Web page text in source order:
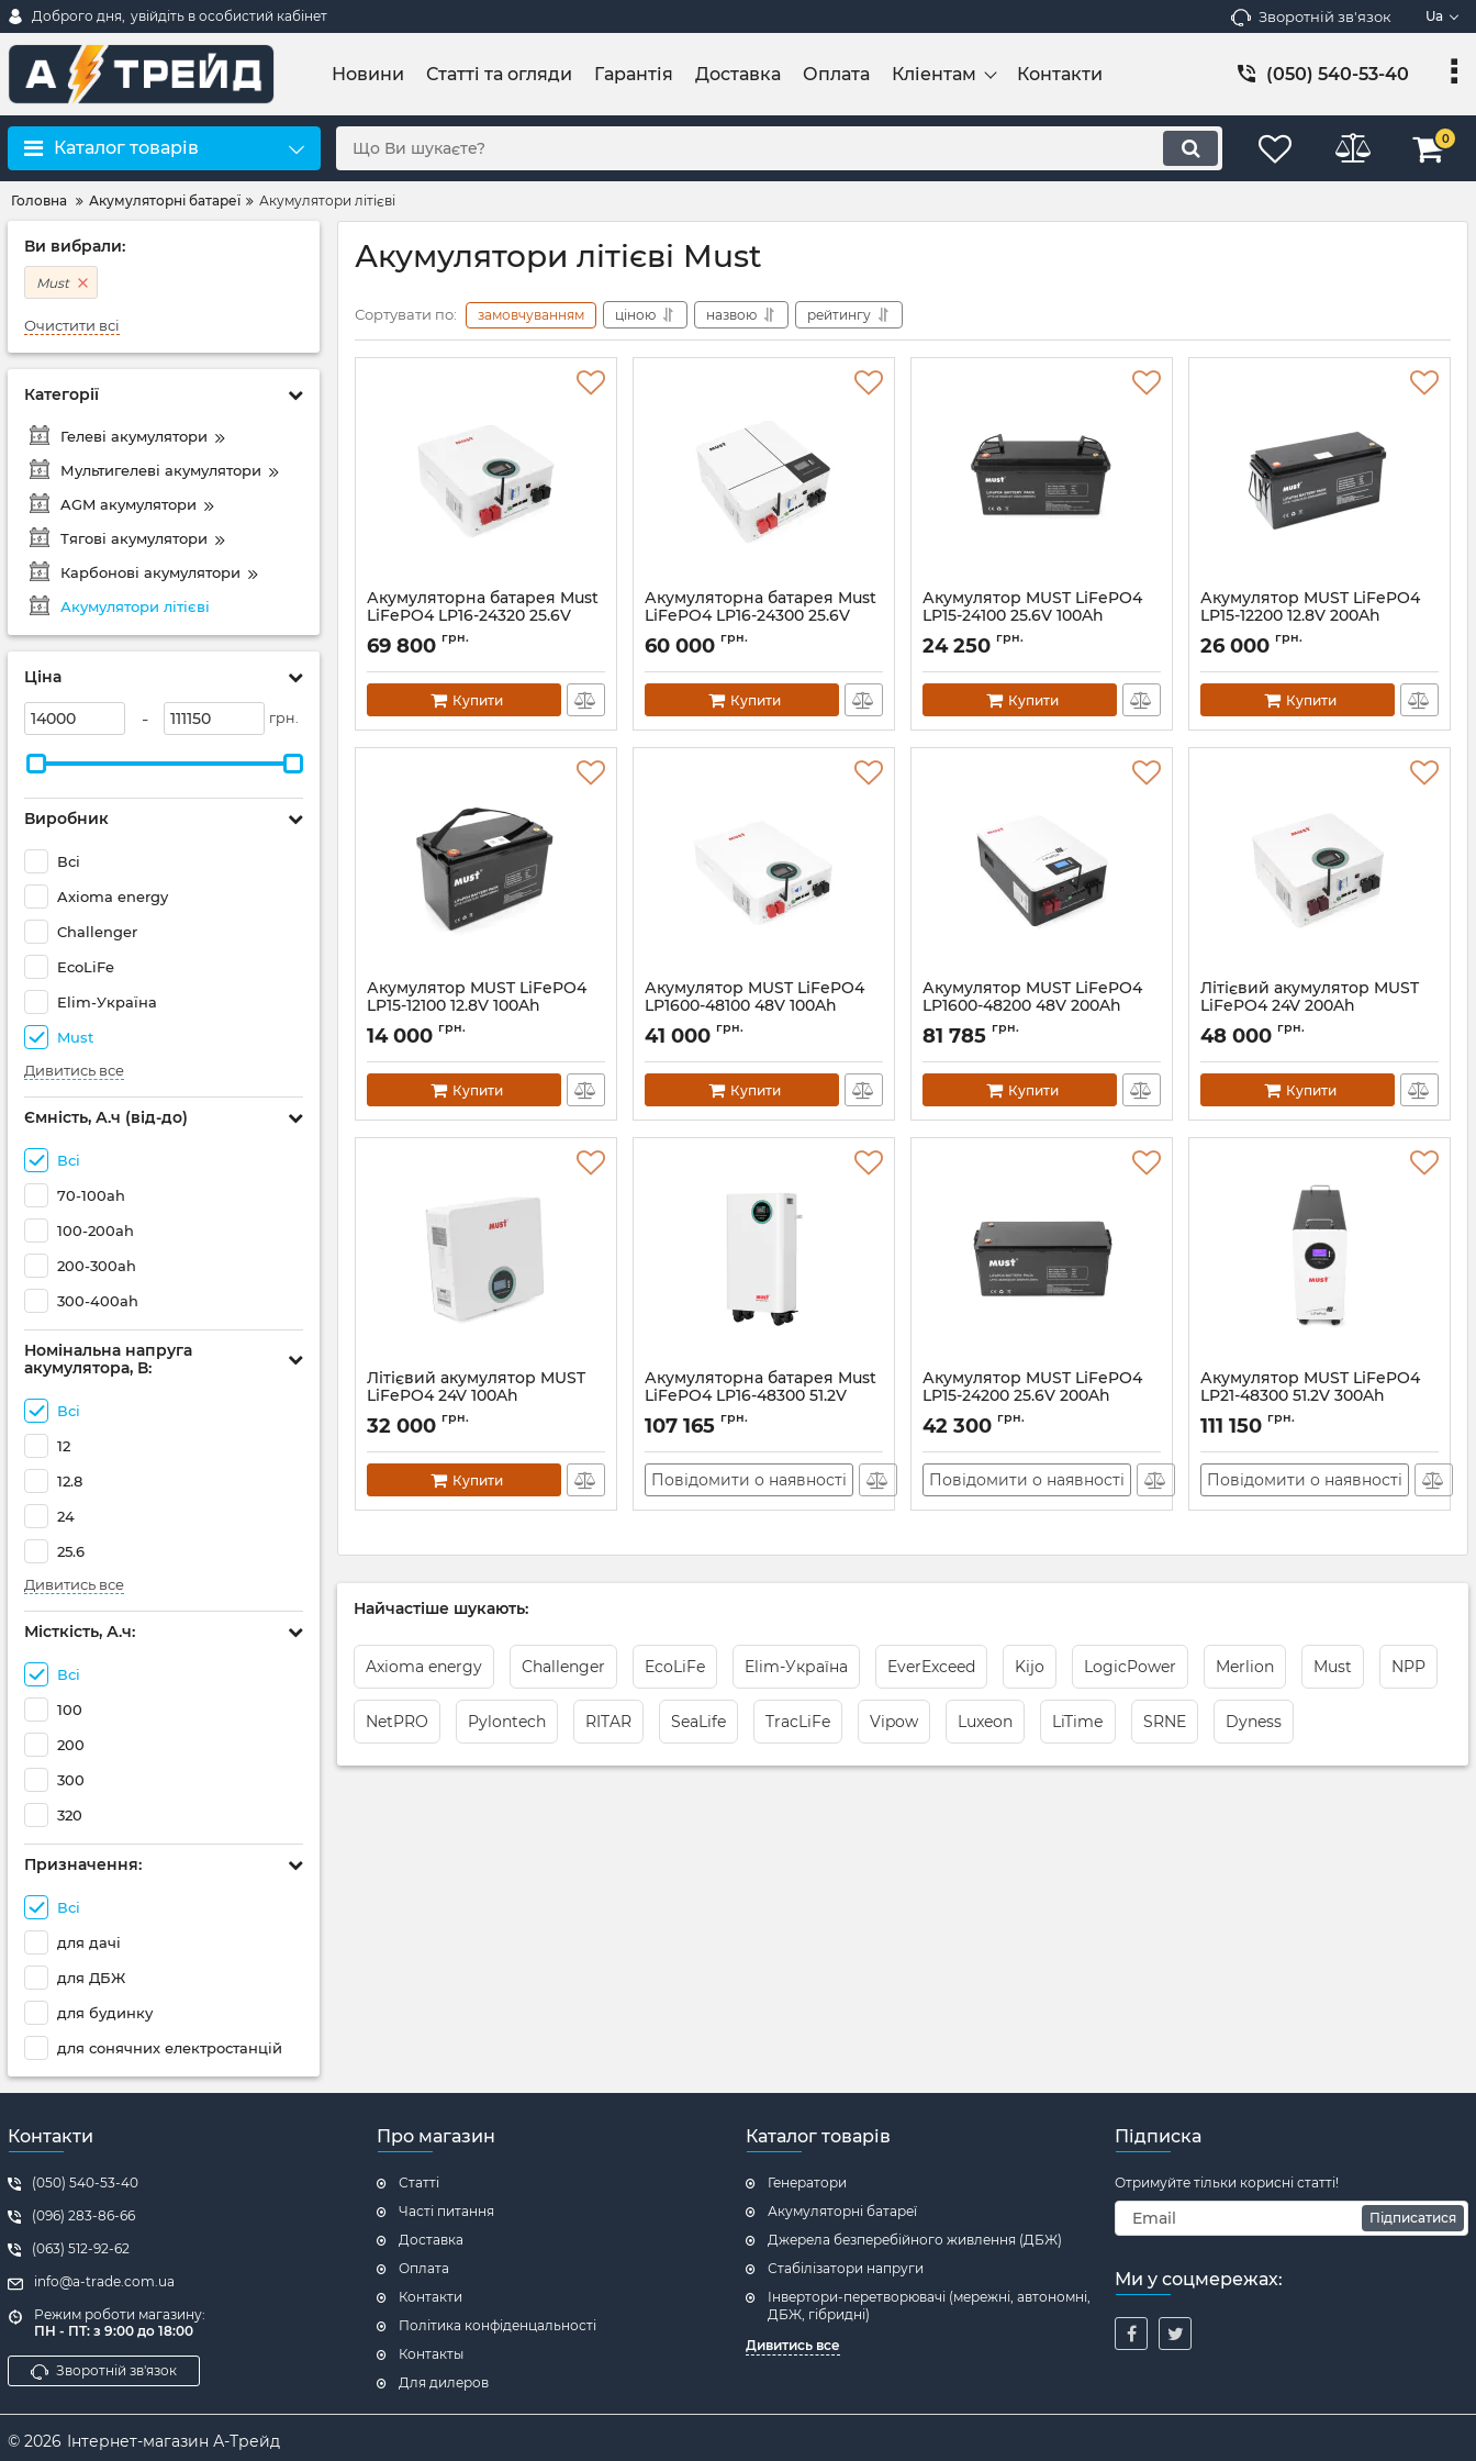
Доброго дня, увійдіть в особистий кабінет Зворотній зв'язок Ua
Новини Статті та огляди Гарантія Доставка Оплата Кліентам Контакти (050) 540-53-40
Каталог товарів 0
Головна Акумуляторні батареї Акумулятори літієві
Ви вибрали:
Must
Очистити всі
Категорії
Гелеві акумулятори
Мультигелеві акумулятори
AGM акумулятори
Тягові акумулятори
Карбонові акумулятори
Акумулятори літієві
Ціна
- грн.
Виробник
Всі
Axioma energy
Challenger
EcoLiFe
Elim-Україна
Must
Дивитись все
Ємність, А.ч (від-до)
Всі
70-100ah
100-200ah
200-300ah
300-400ah
Номінальна напруга
акумулятора, В:
Всі
12
12.8
24
25.6
Дивитись все
Місткість, А.ч:
Всі
100
200
300
320
Призначення:
Всі
для дачі
для ДБЖ
для будинку
для сонячних електростанцій
Акумулятори літієві Must
Сортувати по: замовчуванням ціною назвою рейтингу
Акумуляторна батарея Must
LiFePO4 LP16-24320 25.6V
Артикул: 45525
69 800 грн.
Купити
Акумуляторна батарея Must
LiFePO4 LP16-24300 25.6V
Артикул: 44317
60 000 грн.
Купити
Акумулятор MUST LiFePO4
LP15-24100 25.6V 100Ah
Артикул: 32866
24 250 грн.
Купити
Акумулятор MUST LiFePO4
LP15-12200 12.8V 200Ah
Артикул: 32859
26 000 грн.
Купити
Акумулятор MUST LiFePO4
LP15-12100 12.8V 100Ah
Артикул: 32858
14 000 грн.
Купити
Акумулятор MUST LiFePO4
LP1600-48100 48V 100Ah
Артикул: 32862
41 000 грн.
Купити
Акумулятор MUST LiFePO4
LP1600-48200 48V 200Ah
Артикул: 32863
81 785 грн.
Купити
Літієвий акумулятор MUST
LiFePO4 24V 200Ah
Артикул: 32861
48 000 грн.
Купити
Літієвий акумулятор MUST
LiFePO4 24V 100Ah
Артикул: 32860
32 000 грн.
Купити
Акумуляторна батарея Must
LiFePO4 LP16-48300 51.2V
Артикул: 43706
107 165 грн.
Повідомити о наявності
Акумулятор MUST LiFePO4
LP15-24200 25.6V 200Ah
Артикул: 32867
42 300 грн.
Повідомити о наявності
Акумулятор MUST LiFePO4
LP21-48300 51.2V 300Ah
Артикул: 32868
111 150 грн.
Повідомити о наявності
Найчастіше шукають:
Axioma energy Challenger EcoLiFe Elim-Україна EverExceed Kijo LogicPower Merlion Must NPP
NetPRO Pylontech RITAR SeaLife TracLiFe Vipow Luxeon LiTimе SRNE Dyness
Контакти
(050) 540-53-40
(096) 283-86-66
(063) 512-92-62
info@a-trade.com.ua
Режим роботи магазину:
ПН - ПТ: з 9:00 до 18:00
Зворотній зв'язок
Про магазин
Статті
Часті питання
Доставка
Оплата
Контакти
Політика конфіденцальності
Контакты
Для дилеров
Каталог товарів
Генератори
Акумуляторні батареї
Джерела безперебійного живлення (ДБЖ)
Стабілізатори напруги
Інвертори-перетворювачі (мережні, автономні,
ДБЖ, гібридні)
Дивитись все
Підписка
Отримуйте тільки корисні статті!
Підписатися
Ми у соцмережах:
© 2026 Інтернет-магазин А-Трейд